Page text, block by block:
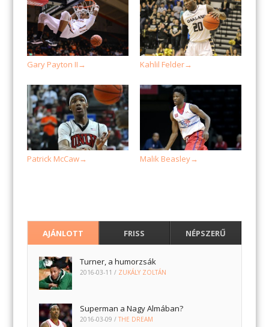
Gary Payton II → Kahlil Felder→
Patrick McCaw→ Malik Beasley→
AJÁNLOTT FRISS NÉPSZERŰ
Turner, a humorzsák
2016-03-11 / ZUKÁLY ZOLTÁN
Superman a Nagy Almában?
2016-03-09 /THE DREAM